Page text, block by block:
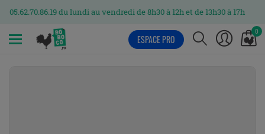
du lundi au vendredi de 8h30 à 12h et de 13h30 à 17h
0
ESPACE PRO